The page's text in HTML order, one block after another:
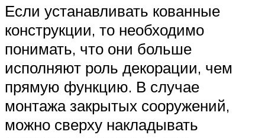
Если устанавливать кованные
конструкции, то необходимо
понимать, что они больше
исполняют роль декорации, чем
прямую функцию. В случае
монтажа закрытых сооружений,
можно сверху накладывать